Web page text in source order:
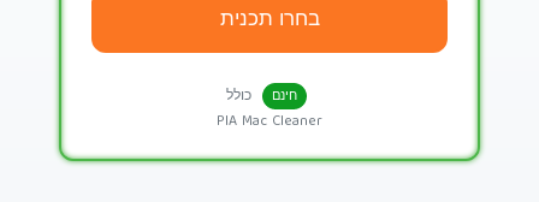
בחרו תכנית
חינם
PIA Mac Cleaner